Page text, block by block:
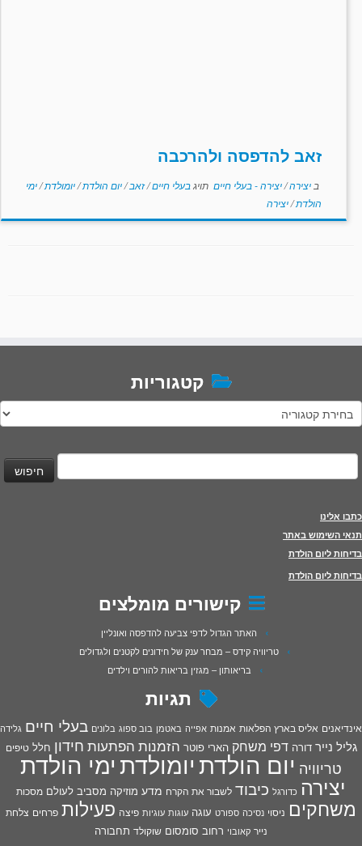
זאב להדפסה ולהרכבה
ב יצירה/יצירה - בעלי חיים תויגבעלי חיים/זאב/יום הולדת/יומולדת/ימי
הולדת/יצירה
קטגוריות
קטגוריות
חיפוש:
כתבו אלינו
תנאי השימוש באתר
בדיחות ליום הולדת
בדיחות ליום הולדת
קישורים מומלצים
האתר הגדול לדפי צביעה להדפסה ואונליין
טריוויה קידס – מבחר ענק של חידונים לקטנים ולגדולים
בריאותון – מגזין בריאות להורים וילדים
תגיות
אינדיאנים אליס בארץ הפלאות אמנות אפייה באטמן בוב ספוג בלונים בעלי חיים גלידה
גליל נייר דורה דפי משחק הארי פוטר הזמנות הפתעות חידון חלל טיפים
טריוויה יום הולדתיומולדתימי הולדת
יצירה כדורגל כיבוד לשבור את הקרח מדע מוזיקה מסביב לעולם מסכות
משחקים ניסוי נסיכה ספורט עוגה עוגות עוגיות פיצה פעילות פרחים צלחת
נייר קאובוי רחוב סומסום שוקולד תחבורה